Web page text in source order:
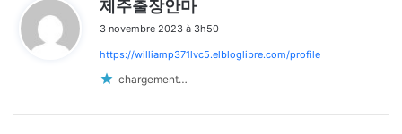
제주출장안마
t
3 novembre 2023 à 3h50
https://williamp371lvc5.elbloglibre.com/profile
chargement…